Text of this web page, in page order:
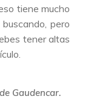
tiene mucho
pero
tener altas
Gaudencar.